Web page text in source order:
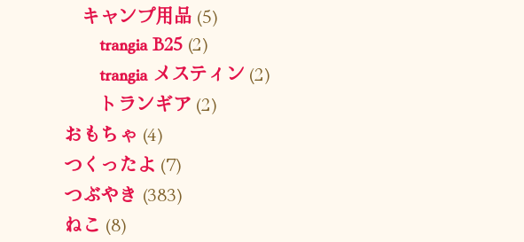
キャンプ用品 (5)
trangia B25 (2)
trangia メスティン (2)
トランギア (2)
おもちゃ (4)
つくったよ (7)
つぶやき (383)
ねこ (8)